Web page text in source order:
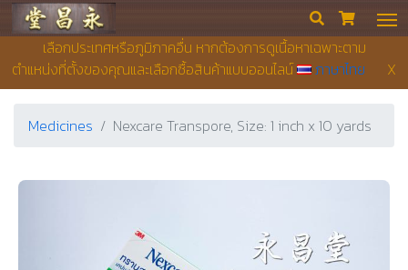
เลือกประเทศหรือภูมิภาคอื่น หากต้องการดูเนื้อหาเฉพาะตาม
ตำแหน่งที่ตั้งของคุณและเลือกซื้อสินค้าแบบออนไลน์
ภาษาไทย X
Yong Chieng Pharmacy  
Medicines Nexcare Transpore, Size: 1 inch x 10 yards